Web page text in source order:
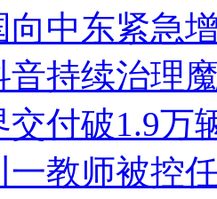
向中东紧急
持续治理
交付破1.9万
一教师被控